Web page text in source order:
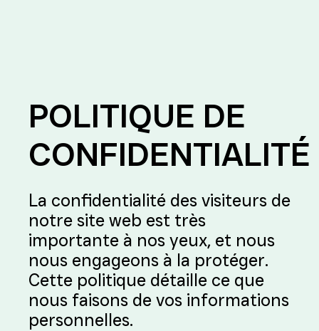
POLITIQUE DE
CONFIDENTIALITÉ
La confidentialité des visiteurs de
notre site web est très
importante à nos yeux, et nous
nous engageons à la protéger.
Cette politique détaille ce que
nous faisons de vos informations
personnelles.